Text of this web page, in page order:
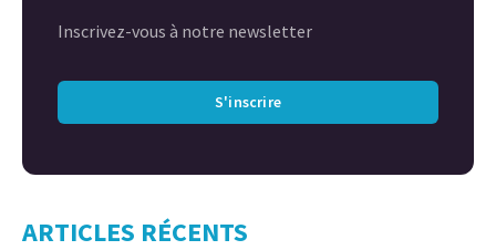
Inscrivez-vous à notre newsletter
S'inscrire
ARTICLES RÉCENTS